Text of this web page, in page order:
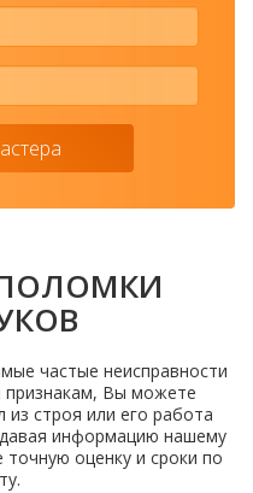
частые неисправности
признакам, Вы можете
строя или его работа
информацию нашему
оценку и сроки по